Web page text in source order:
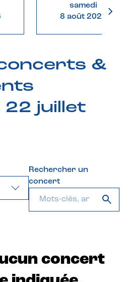
samedi
8 août 2026
&
22 juillet
Rechercher un
concert
concert